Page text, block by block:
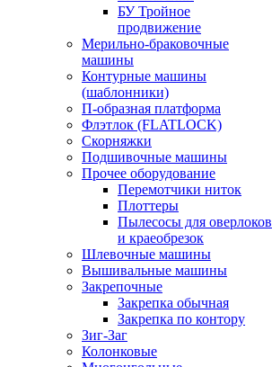
БУ Тройное
продвижение
Мерильно-браковочные
машины
Контурные машины
(шаблонники)
П-образная платформа
Флэтлок (FLATLOCK)
Скорняжки
Подшивочные машины
Прочее оборудование
Перемотчики ниток
Плоттеры
Пылесосы для оверлоков
и краеобрезок
Шлевочные машины
Вышивальные машины
Закрепочные
Закрепка обычная
Закрепка по контору
Зиг-Заг
Колонковые